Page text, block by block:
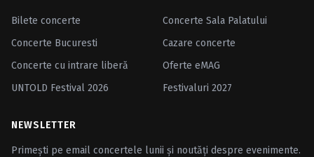
Bilete concerte
Concerte Sala Palatului
Concerte Bucuresti
Cazare concerte
Concerte cu intrare liberă
Oferte eMAG
UNTOLD Festival 2026
Festivaluri 2027
NEWSLETTER
Primești pe email concertele lunii și noutăți despre evenimente.